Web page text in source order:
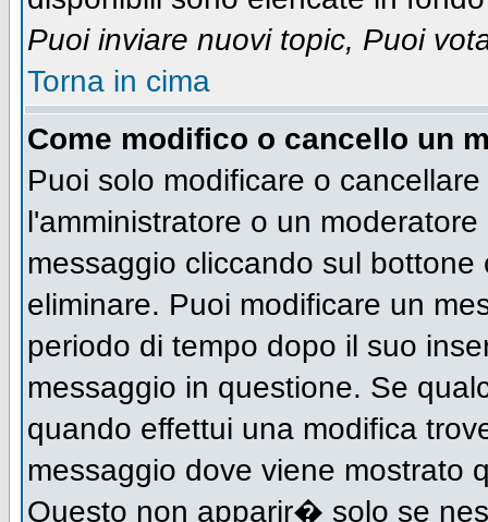
Puoi inviare nuovi topic, Puoi
Torna in cima
Come modifico o cancello un
Puoi solo modificare o
l'amministratore o un
messaggio cliccando sul
eliminare. Puoi modificare un
periodo di tempo dopo il suo
messaggio in questione. Se
quando effettui una modifica
messaggio dove viene mostrato
Questo non apparir� solo se